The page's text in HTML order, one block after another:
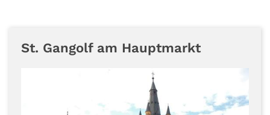
St. Gangolf am Hauptmarkt